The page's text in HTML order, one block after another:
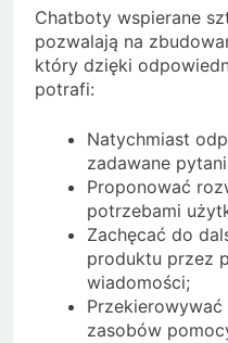
Chatboty wspierane
pozwalają na
który dzięki
potrafi:
Natychmiast
zadawane
Proponować
potrzebami
Zachęcać do
produktu przez
wiadomości;
zasobów